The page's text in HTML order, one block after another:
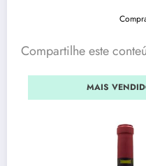
Compartilhe este
MAIS